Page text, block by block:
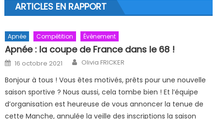
ARTICLES EN RAPPORT
Apnée Compétition Évènement
Apnée : la coupe de France dans le 68 !
Posted on
16 octobre 2021 Author
Olivia FRICKER
Bonjour à tous ! Vous êtes motivés, prêts pour une nouvelle
saison sportive ? Nous aussi, cela tombe bien ! Et l’équipe
d’organisation est heureuse de vous annoncer la tenue de
cette Manche, annulée la veille des inscriptions la saison